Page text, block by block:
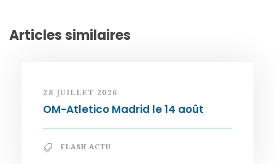
Articles similaires
28 JUILLET 2026
OM-Atletico Madrid le 14 août
FLASH ACTU